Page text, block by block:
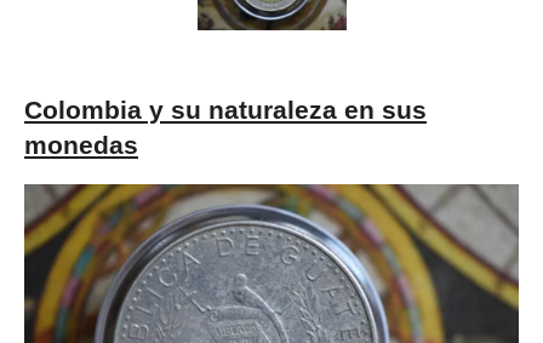
Colombia y su naturaleza en sus
monedas